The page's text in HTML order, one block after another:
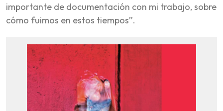
importante de documentación con mi trabajo, sobre
cómo fuimos en estos tiempos”.